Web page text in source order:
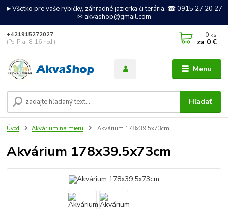
►Všetko pre vaše rybičky, záhradné jazierka či terária. ☎ 0915 27 20 27
✉ akvashop@gmail.com
Menu
Hľadať
+421915272027
(Po-Pia, 8-16 hod.)
0 ks
za 0 €
Úvod Akvárium na mieru Akvárium 178x39.5x73cm
Akvárium 178x39.5x73cm